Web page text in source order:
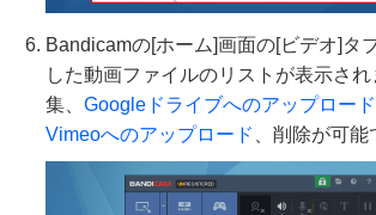
Bandicamの[ホーム]画面の[ビデオ]タ
した動画ファイルのリストが表示さ
集、 Googleドライブへのアップロード
Vimeoへのアップロード
、削除が可能